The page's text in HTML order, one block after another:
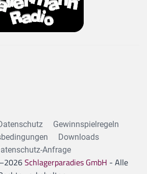
Gewinnspielregeln
Downloads
Anfrage
2026Schlagerparadies GmbH - Alle